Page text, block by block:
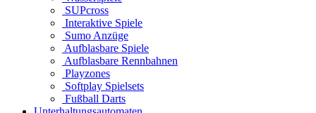
SUPcross
Interaktive Spiele
Sumo Anzüge
Aufblasbare Spiele
Aufblasbare Rennbahnen
Playzones
Softplay Spielsets
Fußball Darts